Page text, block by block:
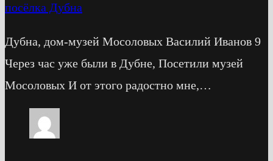
посёлка Дубна
Дубна, дом-музей Мосоловых Василий Иванов 9
Через час уже были в Дубне, Посетили музей
Мосоловых И от этого радостно мне,…